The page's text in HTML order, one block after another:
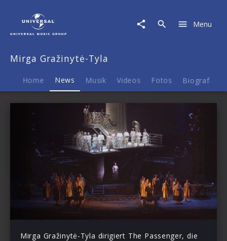
Gražinytė-
Menu
Mirga Gražinytė-Tyla
Home News Musik Videos Fotos Biografie
Mirga Gražinytė-Tyla dirigiert The Passenger, die